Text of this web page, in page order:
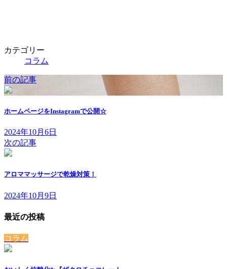
カテゴリー
コラム
前の記事
ホームページをInstagramで公開☆
2024年10月6日
次の記事
アロママッサージで乾燥対策！
2024年10月9日
最近の投稿
コラム